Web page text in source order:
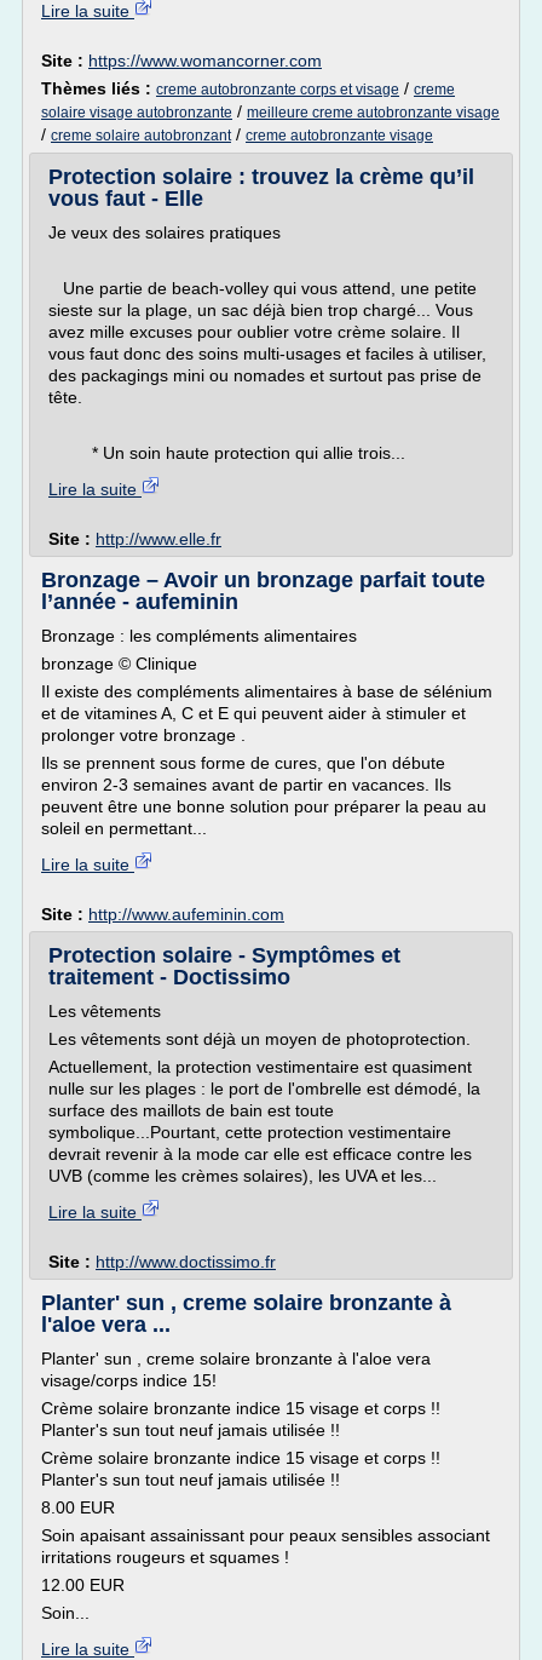
Lire la suite
Site : https://www.womancorner.com
Thèmes liés : creme autobronzante corps et visage / creme
solaire visage autobronzante / meilleure creme autobronzante visage
/ creme solaire autobronzant/ creme autobronzante visage
Protection solaire : trouvez la crème qu’il
vous faut - Elle
Je veux des solaires pratiques
Une partie de beach-volley qui vous attend, une petite
sieste sur la plage, un sac déjà bien trop chargé... Vous
avez mille excuses pour oublier votre crème solaire. Il
vous faut donc des soins multi-usages et faciles à utiliser,
des packagings mini ou nomades et surtout pas prise de
tête.
* Un soin haute protection qui allie trois...
Lire la suite
Site : http://www.elle.fr
Bronzage – Avoir un bronzage parfait toute
l’année - aufeminin
Bronzage : les compléments alimentaires
bronzage © Clinique
Il existe des compléments alimentaires à base de sélénium
et de vitamines A, C et E qui peuvent aider à stimuler et
prolonger votre bronzage .
Ils se prennent sous forme de cures, que l'on débute
environ 2-3 semaines avant de partir en vacances. Ils
peuvent être une bonne solution pour préparer la peau au
soleil en permettant...
Lire la suite
Site : http://www.aufeminin.com
Protection solaire - Symptômes et
traitement - Doctissimo
Les vêtements
Les vêtements sont déjà un moyen de photoprotection.
Actuellement, la protection vestimentaire est quasiment
nulle sur les plages : le port de l'ombrelle est démodé, la
surface des maillots de bain est toute
symbolique...Pourtant, cette protection vestimentaire
devrait revenir à la mode car elle est efficace contre les
UVB (comme les crèmes solaires), les UVA et les...
Lire la suite
Site : http://www.doctissimo.fr
Planter' sun , creme solaire bronzante à
l'aloe vera ...
Planter' sun , creme solaire bronzante à l'aloe vera
visage/corps indice 15!
Crème solaire bronzante indice 15 visage et corps !!
Planter's sun tout neuf jamais utilisée !!
Crème solaire bronzante indice 15 visage et corps !!
Planter's sun tout neuf jamais utilisée !!
8.00 EUR
Soin apaisant assainissant pour peaux sensibles associant
irritations rougeurs et squames !
12.00 EUR
Soin...
Lire la suite